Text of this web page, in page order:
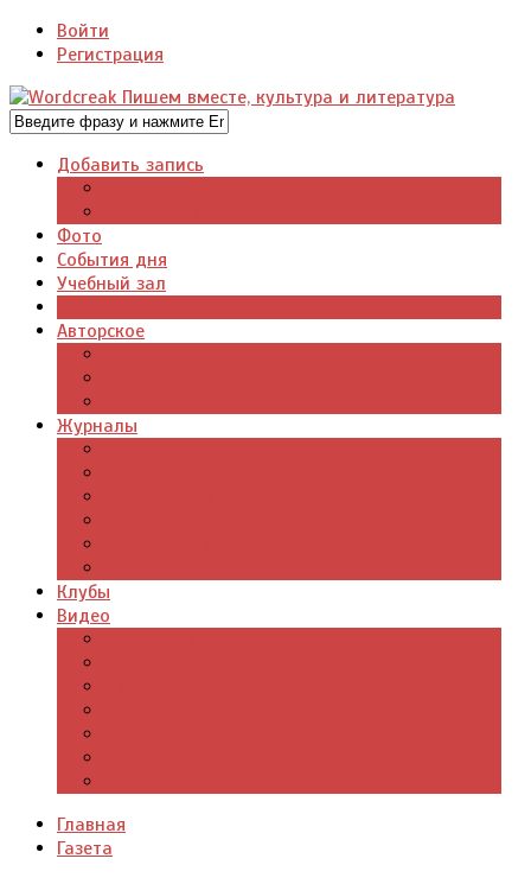
Войти
Регистрация
Добавить запись
Фото
События дня
Учебный зал
Авторское
Журналы
Клубы
Видео
Главная
Газета